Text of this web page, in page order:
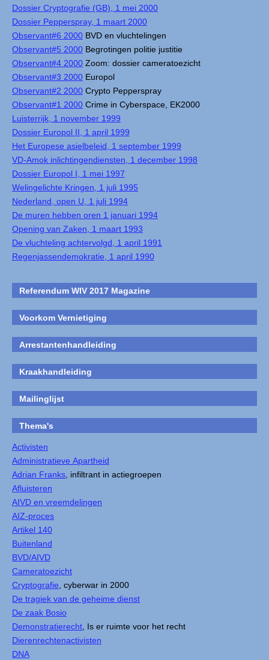
Dossier Cryptografie (GB), 1 mei 2000
Dossier Pepperspray, 1 maart 2000
Observant#6 2000 BVD en vluchtelingen
Observant#5 2000 Begrotingen politie justitie
Observant#4 2000 Zoom: dossier cameratoezicht
Observant#3 2000 Europol
Observant#2 2000 Crypto Pepperspray
Observant#1 2000 Crime in Cyberspace, EK2000
Luisterrijk, 1 november 1999
Dossier Europol II, 1 april 1999
Het Europese asielbeleid, 1 september 1999
VD-Amok inlichtingendiensten, 1 december 1998
Dossier Europol I, 1 mei 1997
Welingelichte Kringen, 1 juli 1995
Nederland, open U, 1 juli 1994
De muren hebben oren 1 januari 1994
Opening van Zaken, 1 maart 1993
De vluchteling achtervolgd, 1 april 1991
Regenjassendemokratie, 1 april 1990
Referendum WIV 2017 Magazine
Voorkom Vernietiging
Arrestantenhandleiding
Kraakhandleiding
Mailinglijst
Thema's
Activisten
Administratieve Apartheid
Adrian Franks , infiltrant in actiegroepen
Afluisteren
AIVD en vreemdelingen
AIZ-proces
Artikel 140
Buitenland
BVD/AIVD
Cameratoezicht
Cryptografie , cyberwar in 2000
De tragiek van de geheime dienst
De zaak Bosio
Demonstratierecht , Is er ruimte voor het recht
Dierenrechtenactivisten
DNA